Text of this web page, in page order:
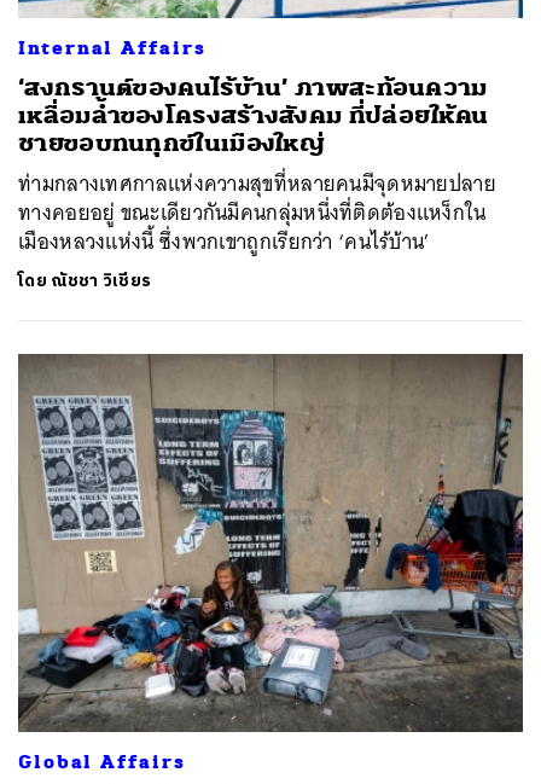
Internal Affairs
‘สงกรานต์ของคนไร้บ้าน’ ภาพสะท้อนความ
เหลื่อมล้ำของโครงสร้างสังคม ที่ปล่อยให้คน
ชายขอบทนทุกข์ในเมืองใหญ่
ท่ามกลางเทศกาลแห่งความสุขที่หลายคนมีจุดหมายปลาย
ทางคอยอยู่ ขณะเดียวกันมีคนกลุ่มหนึ่งที่ติดต้องแหง็กใน
เมืองหลวงแห่งนี้ ซึ่งพวกเขาถูกเรียกว่า ‘คนไร้บ้าน’
โดย ณัชชา วิเชียร
Global Affairs